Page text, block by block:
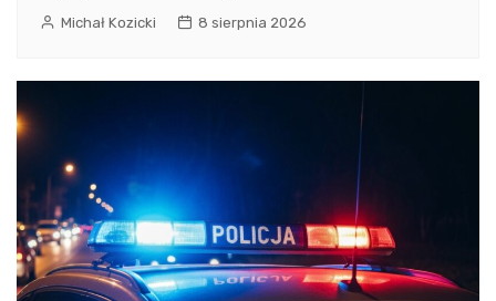
Michał Kozicki 8 sierpnia 2026